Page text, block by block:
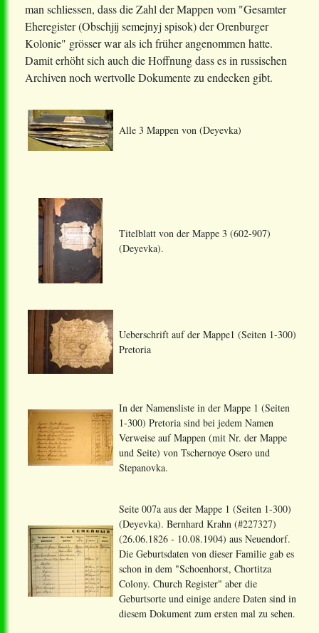
man schliessen, dass die Zahl der Mappen vom "Gesamter
Eheregister (Obschjij semejnyj spisok) der Orenburger
Kolonie" grösser war als ich früher angenommen hatte.
Damit erhöht sich auch die Hoffnung dass es in russischen
Archiven noch wertvolle Dokumente zu endecken gibt.
Alle 3 Mappen von (Deyevka)
Titelblatt von der Mappe 3 (602-907)
(Deyevka).
Ueberschrift auf der Mappe1 (Seiten 1-300)
Pretoria
In der Namensliste in der Mappe 1 (Seiten
1-300) Pretoria sind bei jedem Namen
Verweise auf Mappen (mit Nr. der Mappe
und Seite) von Tschernoye Osero und
Stepanovka.
Seite 007a aus der Mappe 1 (Seiten 1-300)
(Deyevka). Bernhard Krahn (#227327)
(26.06.1826 - 10.08.1904) aus Neuendorf.
Die Geburtsdaten von dieser Familie gab es
schon in dem "Schoenhorst, Chortitza
Colony. Church Register" aber die
Geburtsorte und einige andere Daten sind in
diesem Dokument zum ersten mal zu sehen.